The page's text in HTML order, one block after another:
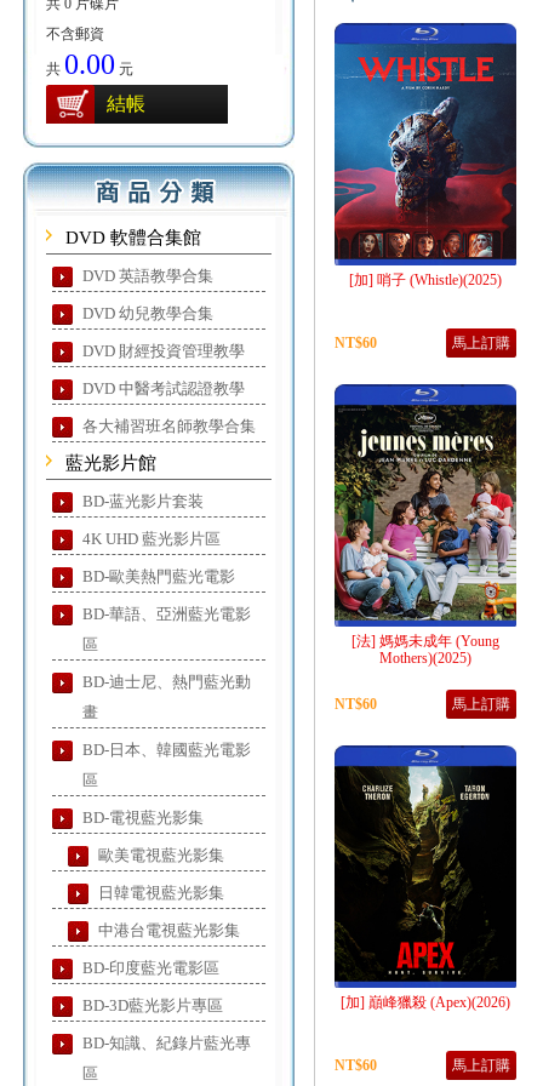
共 0 片碟片
不含郵資
共 0.00 元
結帳
DVD 軟體合集館
DVD 英語教學合集
DVD 幼兒教學合集
DVD 財經投資管理教學
DVD 中醫考試認證教學
各大補習班名師教學合集
藍光影片館
BD-蓝光影片套装
4K UHD 藍光影片區
BD-歐美熱門藍光電影
BD-華語、亞洲藍光電影
區
BD-迪士尼、熱門藍光動
畫
BD-日本、韓國藍光電影
區
BD-電視藍光影集
歐美電視藍光影集
日韓電視藍光影集
中港台電視藍光影集
BD-印度藍光電影區
BD-3D藍光影片專區
BD-知識、紀錄片藍光專
區
[加] 哨子 (Whistle)(2025)
NT$60 馬上訂購
[法] 媽媽未成年 (Young
Mothers)(2025)
NT$60 馬上訂購
[加] 巔峰獵殺 (Apex)(2026)
NT$60 馬上訂購